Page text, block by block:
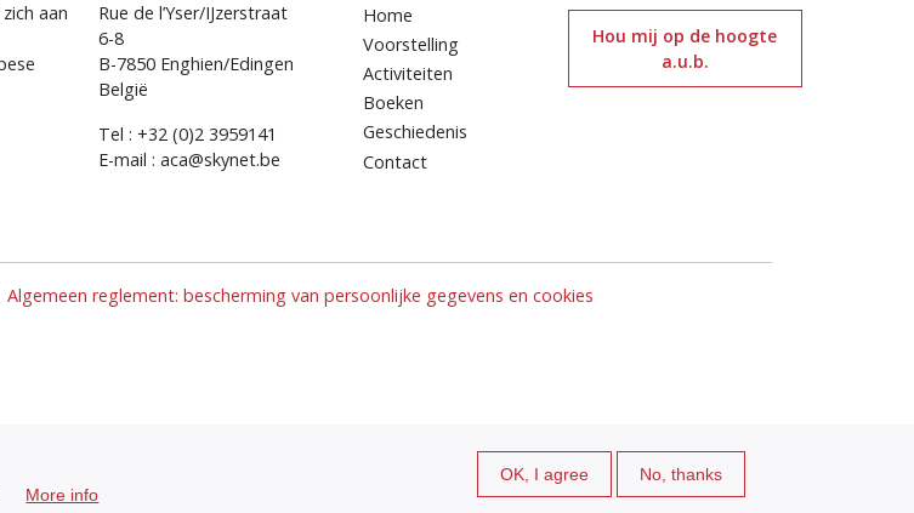
aan
Rue de l’Yser/IJzerstraat
6-8
B-7850 Enghien/Edingen
België
Tel : +32 (0)2 3959141
E-mail : aca@skynet.be
Home
Voorstelling
Activiteiten
Boeken
Geschiedenis
Contact
Hou mij op de hoogte
a.u.b.
Algemeen reglement: bescherming van persoonlijke gegevens en cookies
More info
OK, I agree No, thanks